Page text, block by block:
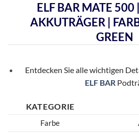
ELF BAR MATE 500
AKKUTRÄGER |
GREEN
Entdecken Sie alle wichtigen
ELF BAR
KATEGORIE
Farbe